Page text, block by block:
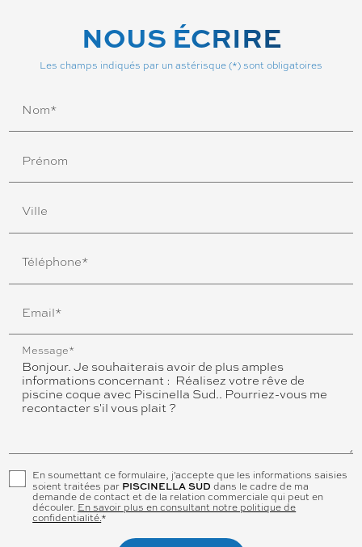
NOUS ÉCRIRE
Les champs indiqués par un astérisque (*) sont obligatoires
Nom*
Prénom
Ville
Téléphone*
Email*
Message*
En soumettant ce formulaire, j'accepte que les informations saisies
soient traitées par PISCINELLA SUD dans le cadre de ma
demande de contact et de la relation commerciale qui peut en
découler. En savoir plus en consultant notre politique de
confidentialité.*